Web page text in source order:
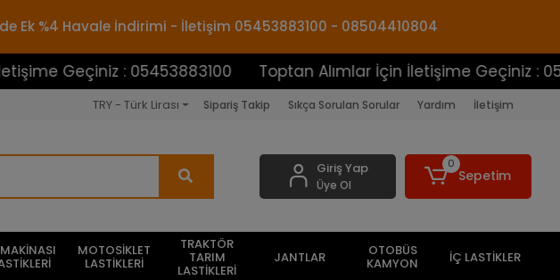
Ek %4 Havale İndirimi - İletişim 05453883100 - 08504410804
: 05453883100 Toptan Alımlar İçin İletişime Geçiniz :
TRY - Türk Lirası Sipariş Takip Sıkça Sorulan Sorular Yardım İletişim
Giriş Yap
Üye Ol
0
Sepetim
MOTOSİKLET
LASTİKLERİ
TRAKTÖR
TARIM
LASTİKLERİ
JANTLAR OTOBÜS
KAMYON İÇ LASTİKLER